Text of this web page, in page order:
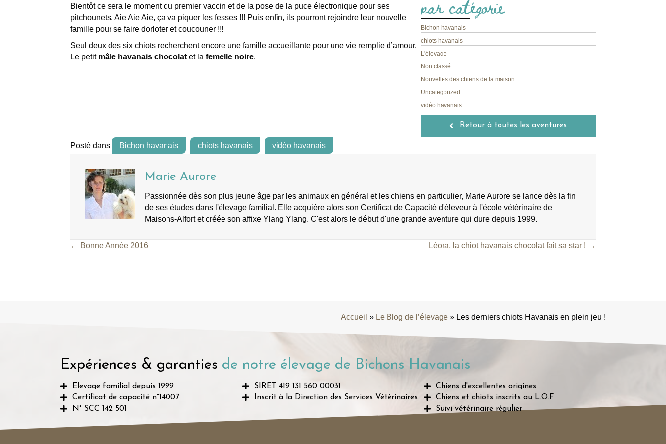
Bientôt ce sera le moment du premier vaccin et de la pose de la puce électronique pour ses
pitchounets. Aie Aie Aie, ça va piquer les fesses !!! Puis enfin, ils pourront rejoindre leur nouvelle
famille pour se faire dorloter et coucouner !!!
Seul deux des six chiots recherchent encore une famille accueillante pour une vie remplie d’amour.
Le petit mâle havanais chocolat et la femelle noire.
par catégorie
Bichon havanais
chiots havanais
L'élevage
Non classé
Nouvelles des chiens de la maison
Uncategorized
vidéo havanais
Retour à toutes les aventures
Posté dans Bichon havanais chiots havanais vidéo havanais
Marie Aurore
Passionnée dès son plus jeune âge par les animaux en général et les chiens en particulier, Marie Aurore se lance dès la fin
de ses études dans l'élevage familial. Elle acquière alors son Certificat de Capacité d'éleveur à l'école vétérinaire de
Maisons-Alfort et créée son affixe Ylang Ylang. C'est alors le début d'une grande aventure qui dure depuis 1999.
Posts
← Bonne Année 2016 Léora, la chiot havanais chocolat fait sa star ! →
Accueil » Le Blog de l’élevage » Les derniers chiots Havanais en plein jeu !
Expériences & garanties de notre élevage de Bichons Havanais
Elevage familial depuis 1999
Certificat de capacité n°14007
N° SCC 142 501
SIRET 419 131 560 00031
Inscrit à la Direction des Services Vétérinaires
Chiens d'excellentes origines
Chiens et chiots inscrits au L.O.F
Suivi vétérinaire régulier